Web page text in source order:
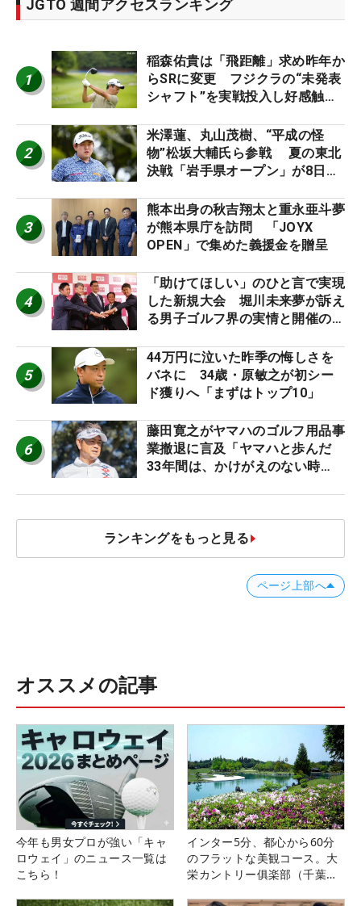
JGTO 週間アクセスランキング
1
稲森佑貴は「飛距離」求め昨年か
らSRに変更 フジクラの“未発表
シャフト”を実戦投入し好感触
ーのヒトネタ！】
2
米澤蓮、丸山茂樹、“平成の怪
物”松坂大輔氏ら参戦 夏の東北
決戦「岩手県オープン」が8日開
3
熊本出身の秋吉翔太と重永亜斗夢
が熊本県庁を訪問 「JOYX
OPEN」で集めた義援金を贈呈
4
「助けてほしい」のひと言で実現
した新規大会 堀川未来夢が訴え
る男子ゴルフ界の実情と開催の舞
5
44万円に泣いた昨季の悔しさを
バネに 34歳・原敏之が初シー
ド獲りへ「まずはトップ10」
6
藤田寛之がヤマハのゴルフ用品事
業撤退に言及「ヤマハと歩んだ
33年間は、かけがえのない時
ランキングをもっと見る
ページ上部へ
オススメの記事
今年も男女プロが強い「キャ
ロウェイ」のニュース一覧は
こちら！
インター5分、都心から60分
のフラットな美観コース。大
栄カントリー俱楽部（千葉